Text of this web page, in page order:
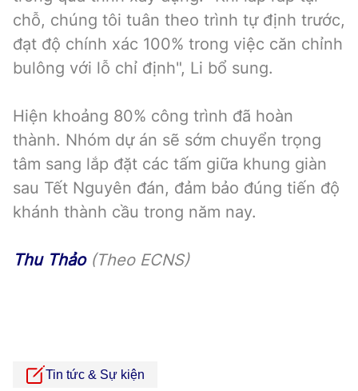
chỗ, chúng tôi tuân theo trình tự định trước,
đạt độ chính xác 100% trong việc căn chỉnh
bulông với lỗ chỉ định", Li bổ sung.
Hiện khoảng 80% công trình đã hoàn
thành. Nhóm dự án sẽ sớm chuyển trọng
tâm sang lắp đặt các tấm giữa khung giàn
sau Tết Nguyên đán, đảm bảo đúng tiến độ
khánh thành cầu trong năm nay.
Thu Thảo(Theo ECNS)
Tin tức & Sự kiện